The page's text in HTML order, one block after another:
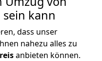
kann
dass unser
nahezu alles zu
anbieten können.